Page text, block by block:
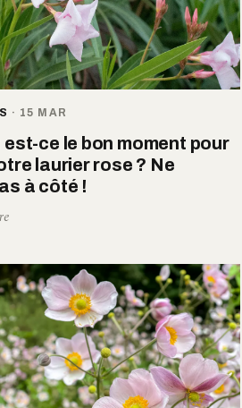
· 15 MAR
est-ce le bon moment pour
laurier rose ? Ne
à côté !